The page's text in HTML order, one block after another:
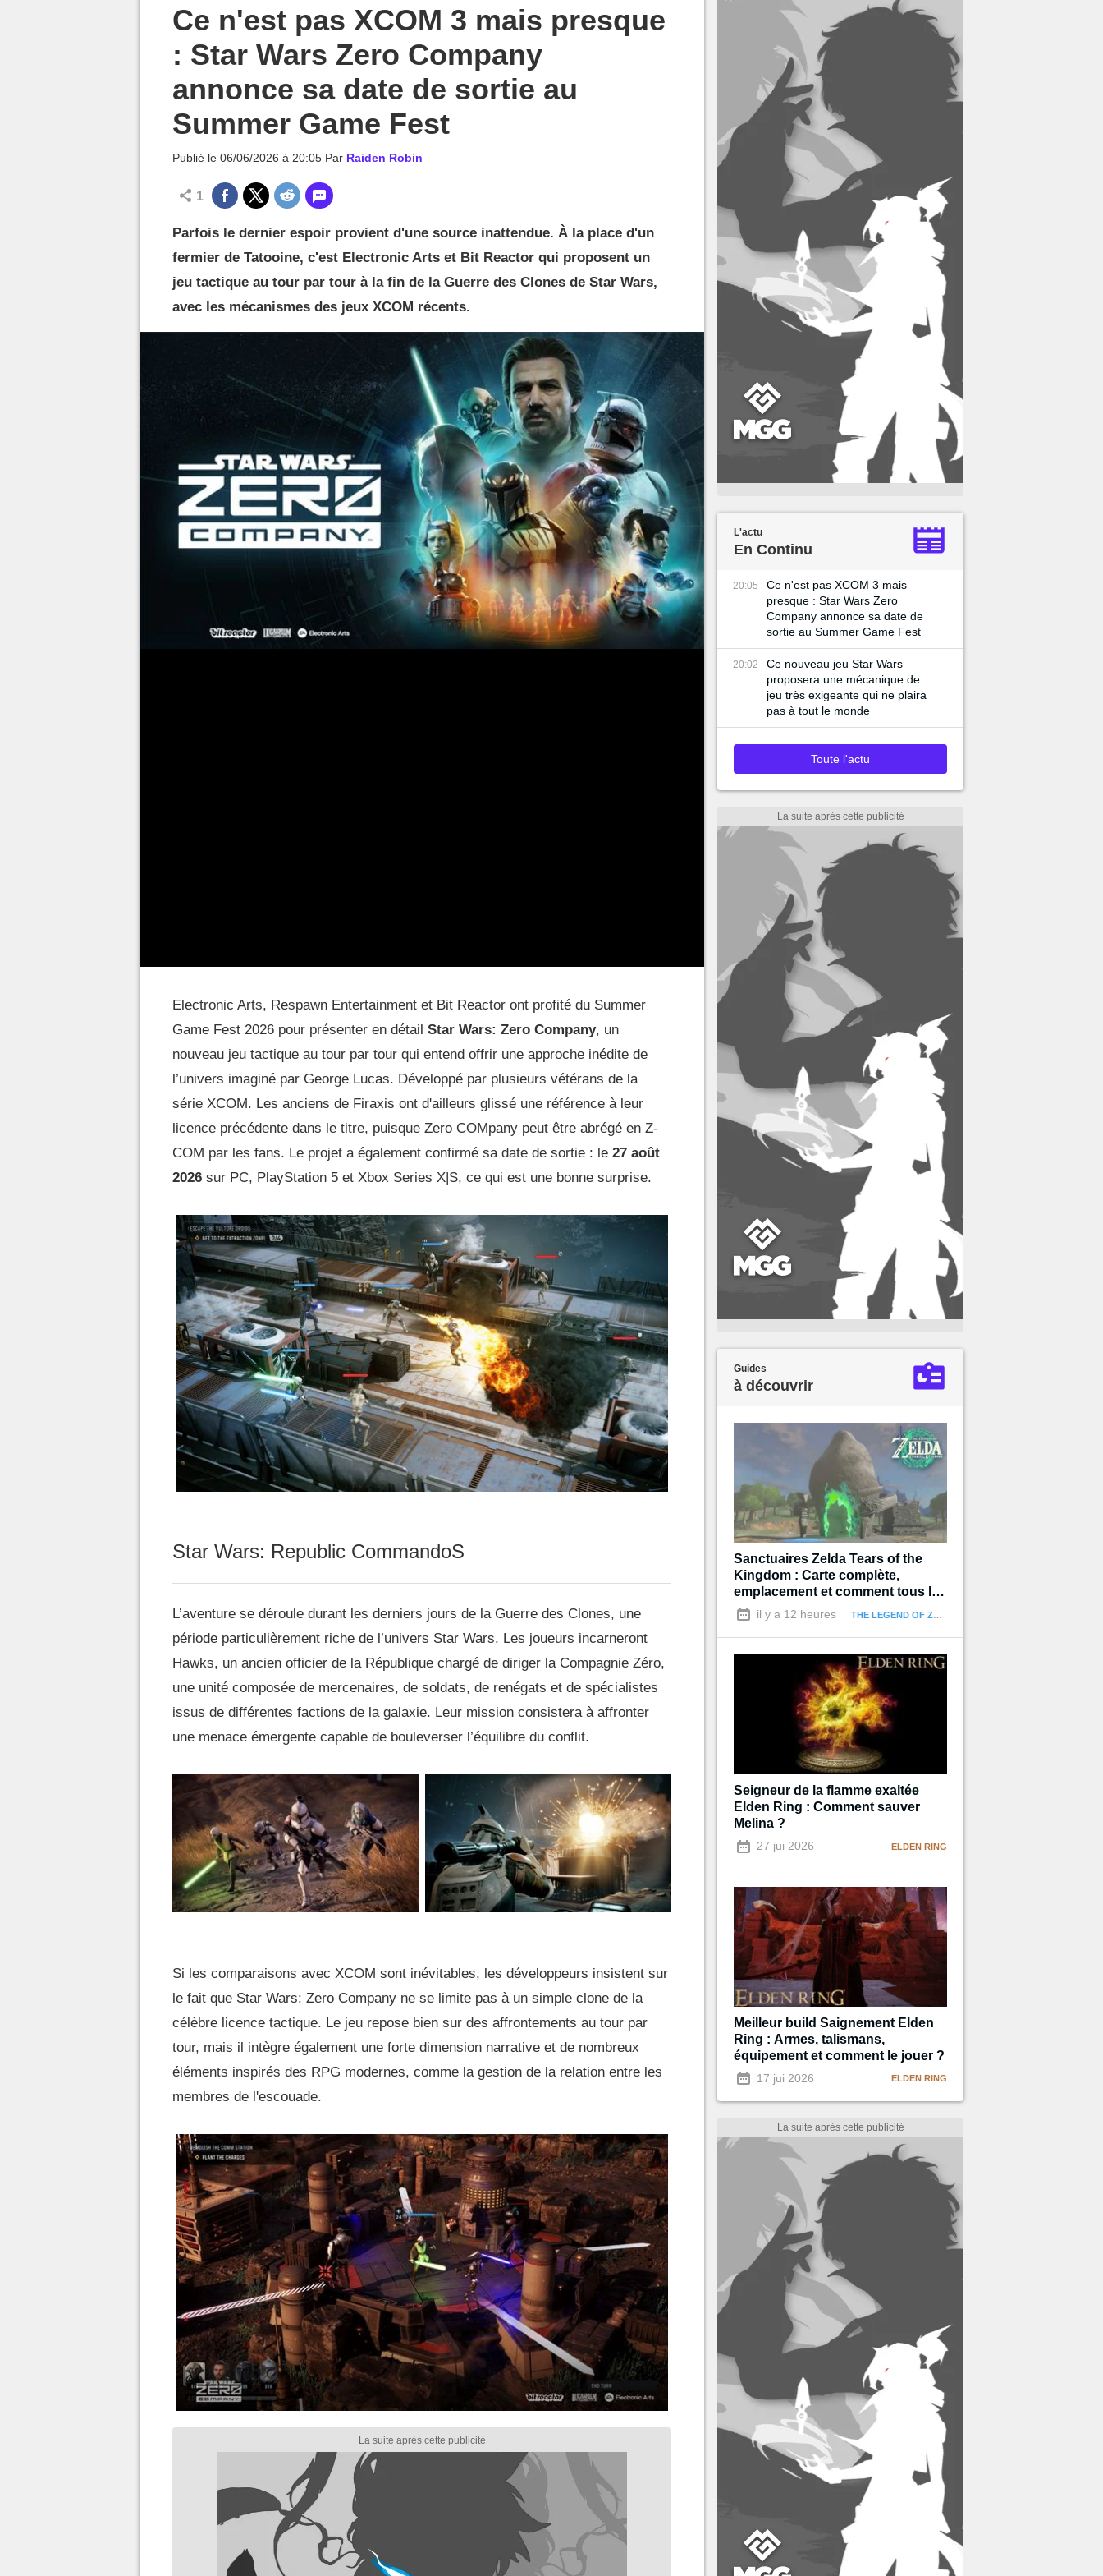
Ce n'est pas XCOM 3 mais presque
: Star Wars Zero Company
annonce sa date de sortie au
Summer Game Fest
Publié le 06/06/2026 à 20:05 Par Raiden Robin
1
Parfois le dernier espoir provient d'une source inattendue. À la place d'un
fermier de Tatooine, c'est Electronic Arts et Bit Reactor qui proposent un
jeu tactique au tour par tour à la fin de la Guerre des Clones de Star Wars,
avec les mécanismes des jeux XCOM récents.
Electronic Arts, Respawn Entertainment et Bit Reactor ont profité du Summer
Game Fest 2026 pour présenter en détail Star Wars: Zero Company, un
nouveau jeu tactique au tour par tour qui entend offrir une approche inédite de
l’univers imaginé par George Lucas. Développé par plusieurs vétérans de la
série XCOM. Les anciens de Firaxis ont d'ailleurs glissé une référence à leur
licence précédente dans le titre, puisque Zero COMpany peut être abrégé en Z-
COM par les fans. Le projet a également confirmé sa date de sortie : le 27 août
2026 sur PC, PlayStation 5 et Xbox Series X|S, ce qui est une bonne surprise.
Star Wars: Republic CommandoS
L’aventure se déroule durant les derniers jours de la Guerre des Clones, une
période particulièrement riche de l’univers Star Wars. Les joueurs incarneront
Hawks, un ancien officier de la République chargé de diriger la Compagnie Zéro,
une unité composée de mercenaires, de soldats, de renégats et de spécialistes
issus de différentes factions de la galaxie. Leur mission consistera à affronter
une menace émergente capable de bouleverser l’équilibre du conflit.
Si les comparaisons avec XCOM sont inévitables, les développeurs insistent sur
le fait que Star Wars: Zero Company ne se limite pas à un simple clone de la
célèbre licence tactique. Le jeu repose bien sur des affrontements au tour par
tour, mais il intègre également une forte dimension narrative et de nombreux
éléments inspirés des RPG modernes, comme la gestion de la relation entre les
membres de l'escouade.
L'actu
En Continu
20:05
Ce n'est pas XCOM 3 mais
presque : Star Wars Zero
Company annonce sa date de
sortie au Summer Game Fest
20:02
Ce nouveau jeu Star Wars
proposera une mécanique de
jeu très exigeante qui ne plaira
pas à tout le monde
Toute l'actu
Guides
à découvrir
Sanctuaires Zelda Tears of the
Kingdom : Carte complète,
emplacement et comment tous les
terminer
il y a 12 heures THE LEGEND OF ZELDA : TEARS OF THE KINGDOM
Seigneur de la flamme exaltée
Elden Ring : Comment sauver
Melina ?
27 jui 2026 ELDEN RING
Meilleur build Saignement Elden
Ring : Armes, talismans,
équipement et comment le jouer ?
17 jui 2026 ELDEN RING